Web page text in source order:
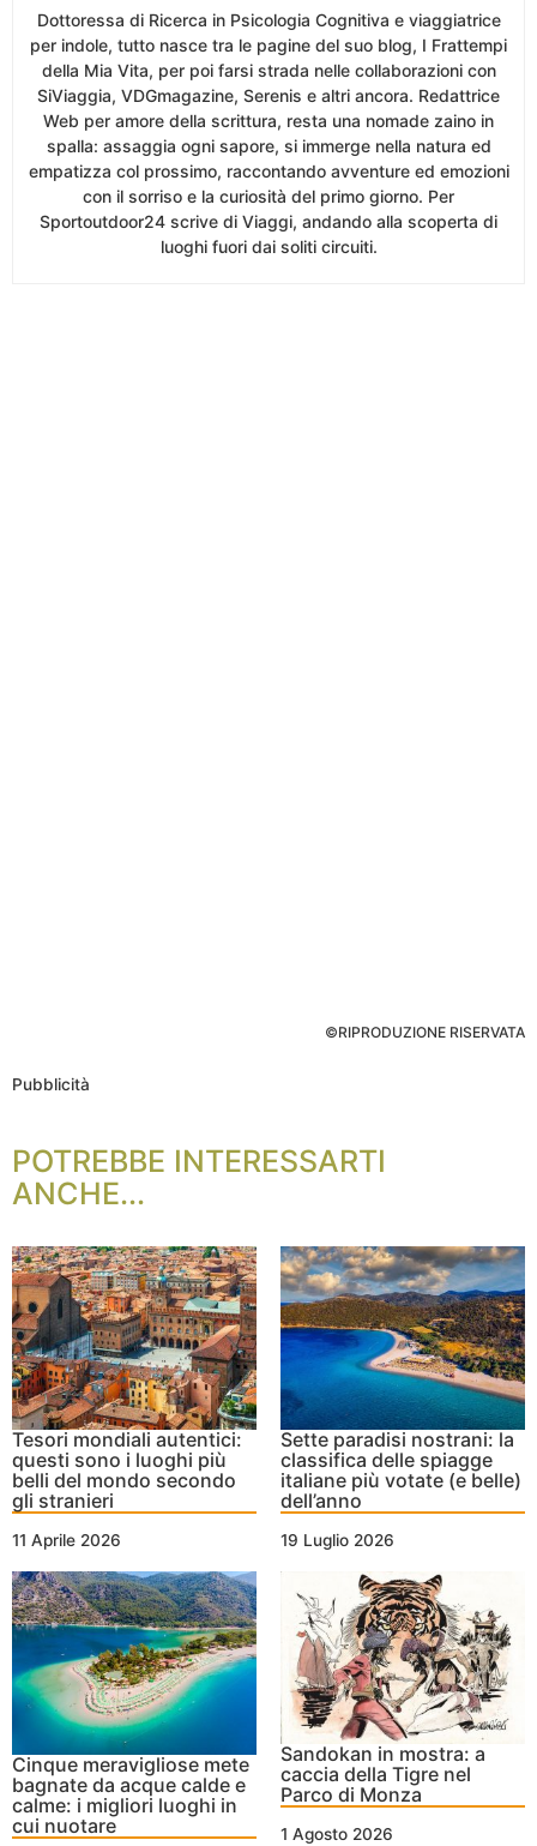
Dottoressa di Ricerca in Psicologia Cognitiva e viaggiatrice
per indole, tutto nasce tra le pagine del suo blog, I Frattempi
della Mia Vita, per poi farsi strada nelle collaborazioni con
SiViaggia, VDGmagazine, Serenis e altri ancora. Redattrice
Web per amore della scrittura, resta una nomade zaino in
spalla: assaggia ogni sapore, si immerge nella natura ed
empatizza col prossimo, raccontando avventure ed emozioni
con il sorriso e la curiosità del primo giorno. Per
Sportoutdoor24 scrive di Viaggi, andando alla scoperta di
luoghi fuori dai soliti circuiti.
©RIPRODUZIONE RISERVATA
Pubblicità
POTREBBE INTERESSARTI
ANCHE...
Tesori mondiali autentici:
questi sono i luoghi più
belli del mondo secondo
gli stranieri
11 Aprile 2026
Sette paradisi nostrani: la
classifica delle spiagge
italiane più votate (e belle)
dell’anno
19 Luglio 2026
Cinque meravigliose mete
bagnate da acque calde e
calme: i migliori luoghi in
cui nuotare
Sandokan in mostra: a
caccia della Tigre nel
Parco di Monza
1 Agosto 2026